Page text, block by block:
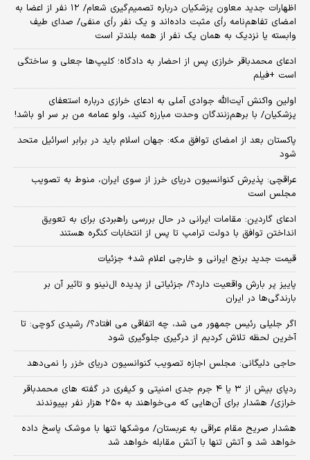
اظهارات جدید معاون پزشکیان درباره تصمیم‌گیری شعام/ ۱۲ نفر از اعضا به
امضای تفاهم‌نامه رأی مثبت داده‌اند و یک نفر رأی منفی/ صدای طیف
وابسته یا نزدیک به همان یک نفر از همه بلندتر است
ادعای محمدباقر خرازی پس از احضار به دادگاه؛ کلیپ‌ها جعلی و ساختگی
است +فیلم
اولین واکنش آیت‌الله جوادی آملی به ادعای خرازی درباره استعفای
پزشکیان/ با برهم‌زنندگان وحدت مبارزه کنید، ولو عمامه من بر سر او باشد!
پاکستان بعد از امضای توافق مکه: جهان اسلام باید در برابر اسرائیل متحد
شود
عراقچی: پذیرش کنوانسیون دریای خرز از سوی ایران، منوط به تصویب
مجلس است
ادعای گاردین: مقامات ایرانی در حال بررسی راهبردی برای به تعویق
انداختن توافق با دولت ترامپ تا پس از انتخابات کنگره هستند
قیمت جدید برنج ایرانی و خارجی اعلام شد+ جزئیات
پاییز پر بارش واقعیت دارد؟/ جزئیاتی از پدیده ال‌نینو و تاثیر آن بر
بارندگی‌ها در ایران
اگر جلیلی رئیس جمهور می شد، چه اتفاقی می افتاد؟/ رشیدی کوچی: تا
آخرین لحظه تلاش کردیم از درگیری جلوگیری شود
حاجی دلیگانی: مجلس اجازه تصویب کنوانسیون دریای خزر را نمی‌دهد
ردپای بیش از ۳ یا ۴ جرم جدی امنیتی و کیفری در گفته های محمدباقر
خرازی/ هشدار برای آن‌هایی که می‌خواهند به ۲۵۰ هزار نفر بپیوندند
هشدار صریح مقام عراقی به عربستان/ موشکها تنها با موشک پاسخ داده
خواهد شد و آتش تنها با آتش مقابله خواهد شد